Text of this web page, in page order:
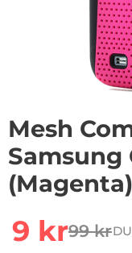
Mesh
Samsung
(Magenta)
rea pris
9 kr99 kr